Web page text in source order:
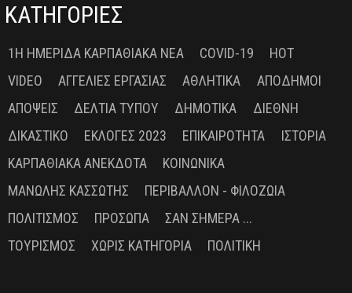
ΚΑΤΗΓΟΡΙΕΣ
1Η ΗΜΕΡΊΔΑ ΚΑΡΠΑΘΙΑΚΆ ΝΈΑ COVID-19
HOT
VIDEO
ΑΓΓΕΛΊΕΣ ΕΡΓΑΣΊΑΣ ΑΘΛΗΤΙΚΆ
ΑΠΌΔΗΜΟΙ
ΑΠΌΨΕΙΣ
ΔΕΛΤΊΑ ΤΎΠΟΥ ΔΗΜΟΤΙΚΆ
ΔΙΕΘΝΉ
ΔΙΚΑΣΤΙΚΌ
ΕΚΛΟΓΈΣ 2023 ΕΠΙΚΑΙΡΌΤΗΤΑ
ΙΣΤΟΡΊΑ
ΚΑΡΠΑΘΙΑΚΆ ΑΝΈΚΔΟΤΑ
ΚΟΙΝΩΝΙΚΆ
ΜΑΝΏΛΗΣ ΚΑΣΣΏΤΗΣ
ΠΕΡΙΒΆΛΛΟΝ - ΦΙΛΟΖΩΊΑ
ΠΟΛΙΤΙΣΜΌΣ
ΠΡΌΣΩΠΑ
ΣΑΝ ΣΉΜΕΡΑ ...
ΤΟΥΡΙΣΜΌΣ
ΧΩΡΊΣ ΚΑΤΗΓΟΡΊΑ ΠΟΛΙΤΙΚΉ